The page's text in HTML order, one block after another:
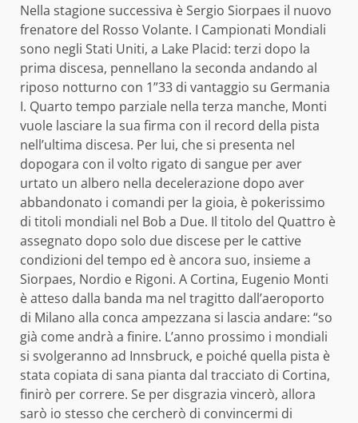
Nella stagione successiva è Sergio Siorpaes il nuovo
frenatore del Rosso Volante. I Campionati Mondiali
sono negli Stati Uniti, a Lake Placid: terzi dopo la
prima discesa, pennellano la seconda andando al
riposo notturno con 1”33 di vantaggio su Germania
I. Quarto tempo parziale nella terza manche, Monti
vuole lasciare la sua firma con il record della pista
nell’ultima discesa. Per lui, che si presenta nel
dopogara con il volto rigato di sangue per aver
urtato un albero nella decelerazione dopo aver
abbandonato i comandi per la gioia, è pokerissimo
di titoli mondiali nel Bob a Due. Il titolo del Quattro è
assegnato dopo solo due discese per le cattive
condizioni del tempo ed è ancora suo, insieme a
Siorpaes, Nordio e Rigoni. A Cortina, Eugenio Monti
è atteso dalla banda ma nel tragitto dall’aeroporto
di Milano alla conca ampezzana si lascia andare: “so
già come andrà a finire. L’anno prossimo i mondiali
si svolgeranno ad Innsbruck, e poiché quella pista è
stata copiata di sana pianta dal tracciato di Cortina,
finirò per correre. Se per disgrazia vincerò, allora
sarò io stesso che cercherò di convincermi di